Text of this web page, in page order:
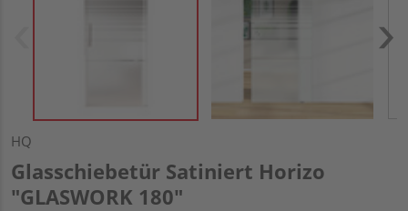
HQ
Glasschiebetür Satiniert Horizo
"GLASWORK 180"